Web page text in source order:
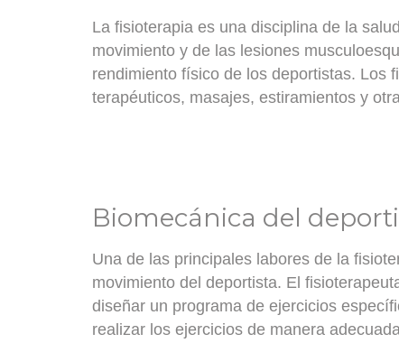
La fisioterapia es una disciplina de la
movimiento y de las lesiones
rendimiento físico de los deportistas. Los
terapéuticos, masajes, estiramientos y
Biomecánica del
Una de las principales labores de la
movimiento del deportista. El
diseñar un programa de ejercicios
realizar los ejercicios de manera